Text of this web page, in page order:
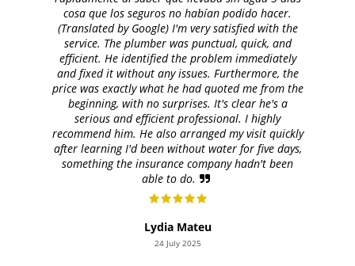
cosa que los seguros no habían podido hacer.
(Translated by Google) I'm very satisfied with the
service. The plumber was punctual, quick, and
efficient. He identified the problem immediately
and fixed it without any issues. Furthermore, the
price was exactly what he had quoted me from the
beginning, with no surprises. It's clear he's a
serious and efficient professional. I highly
recommend him. He also arranged my visit quickly
after learning I'd been without water for five days,
something the insurance company hadn't been
able to do.
Lydia Mateu
24 July 2025